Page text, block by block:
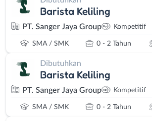
Barista Keliling
PT. Sanger Jaya Group Kompetitif
SMA / SMK 0 - 2 Tahun
Dibutuhkan
Barista Keliling
PT. Sanger Jaya Group Kompetitif
SMA / SMK 0 - 2 Tahun